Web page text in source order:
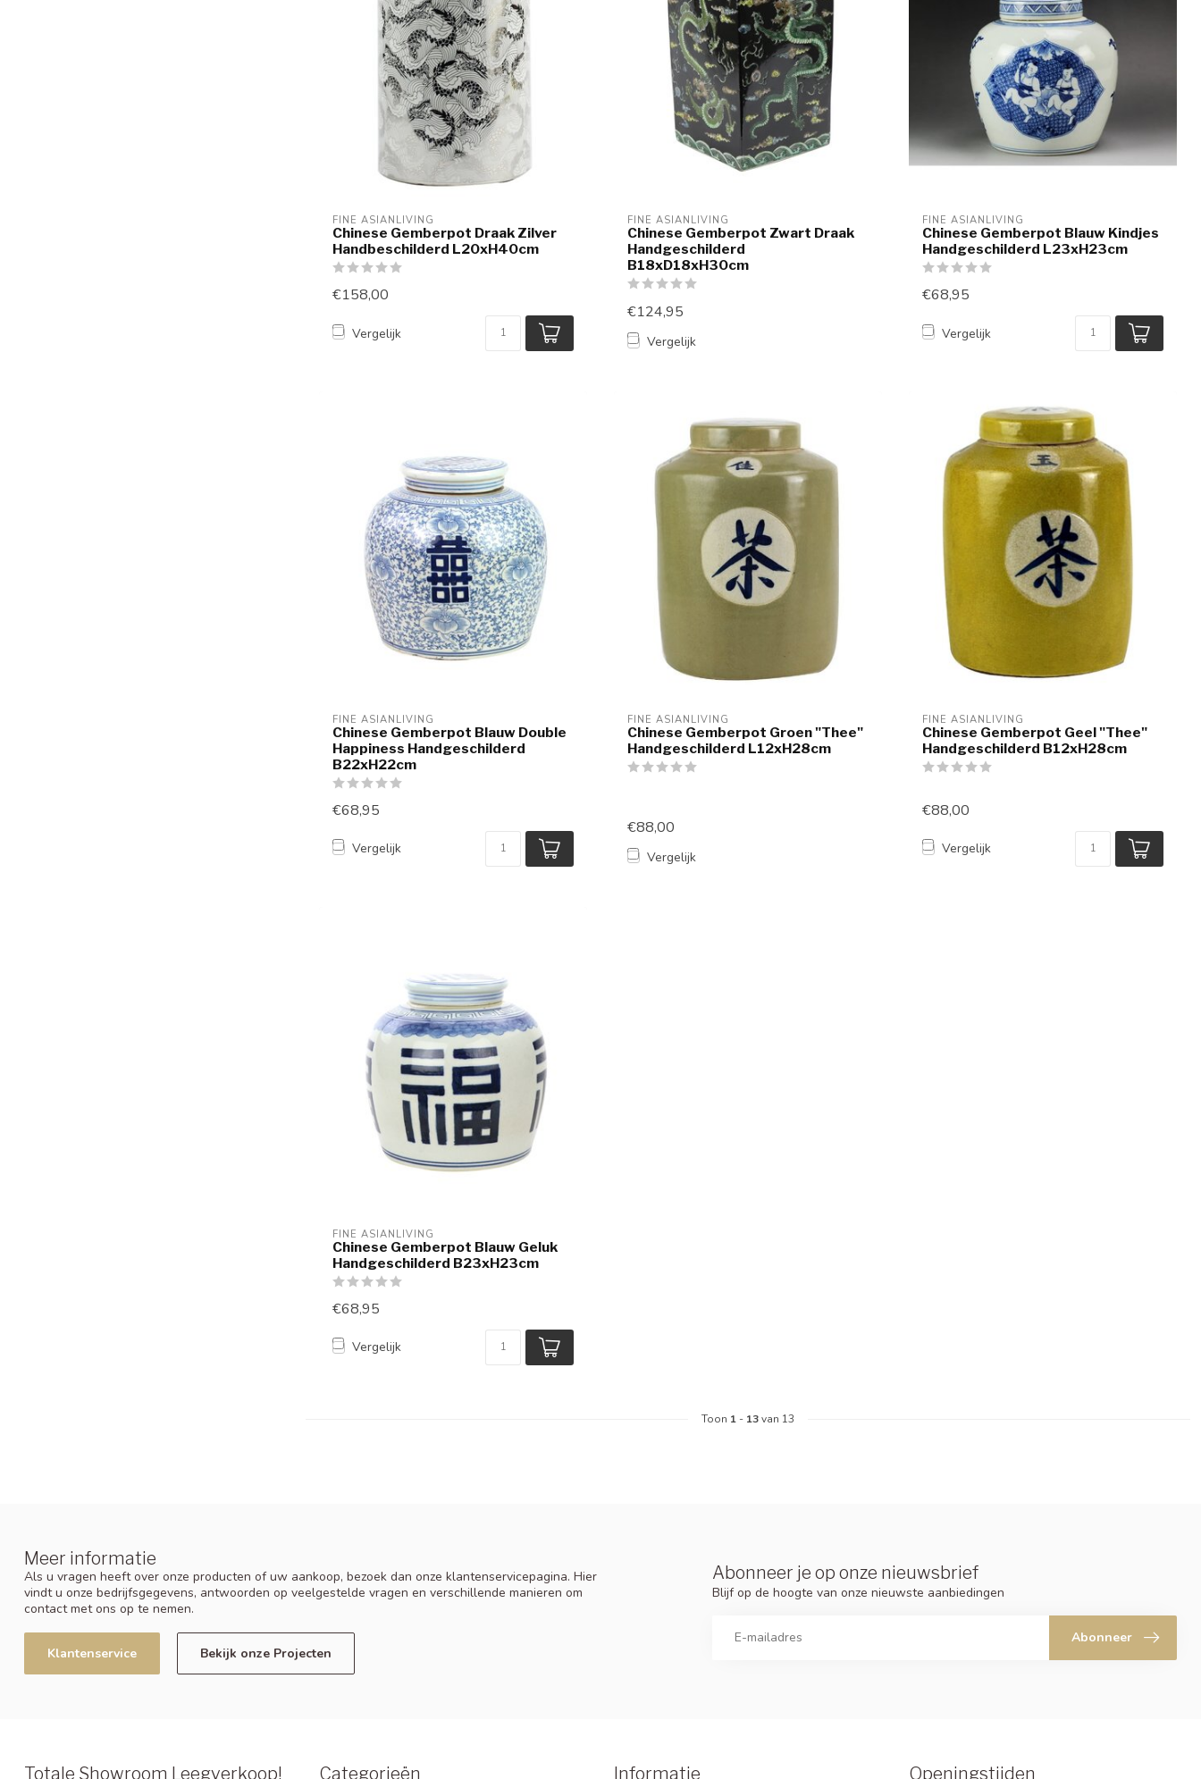
FINE ASIANLIVING
Chinese Gemberpot Draak Zilver
Handbeschilderd L20xH40cm
€158,00
Vergelijk
FINE ASIANLIVING
Chinese Gemberpot Zwart Draak
Handgeschilderd
B18xD18xH30cm
€124,95
Vergelijk
FINE ASIANLIVING
Chinese Gemberpot Blauw Kindjes
Handgeschilderd L23xH23cm
€68,95
Vergelijk
FINE ASIANLIVING
Chinese Gemberpot Blauw Double
Happiness Handgeschilderd
B22xH22cm
€68,95
Vergelijk
FINE ASIANLIVING
Chinese Gemberpot Groen "Thee"
Handgeschilderd L12xH28cm
€88,00
Vergelijk
FINE ASIANLIVING
Chinese Gemberpot Geel "Thee"
Handgeschilderd B12xH28cm
€88,00
Vergelijk
FINE ASIANLIVING
Chinese Gemberpot Blauw Geluk
Handgeschilderd B23xH23cm
€68,95
Vergelijk
Toon 1 - 13van 13
Meer informatie
Als u vragen heeft over onze producten of uw aankoop, bezoek dan onze klantenservicepagina. Hier
vindt u onze bedrijfsgegevens, antwoorden op veelgestelde vragen en verschillende manieren om
contact met ons op te nemen.
Klantenservice Bekijk onze Projecten
Abonneer je op onze nieuwsbrief
Blijf op de hoogte van onze nieuwste aanbiedingen
Abonneer
Totale Showroom Leegverkoop! Categorieën Informatie Openingstijden